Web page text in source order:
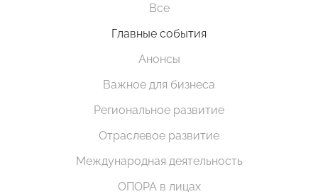
Все
Главные события
Анонсы
Важное для бизнеса
Региональное развитие
Отраслевое развитие
Международная деятельность
ОПОРА в лицах